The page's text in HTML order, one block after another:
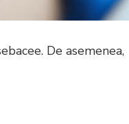
De asemenea,